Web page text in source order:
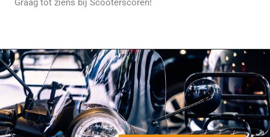
Graag tot ziens bij Scooterscoren!